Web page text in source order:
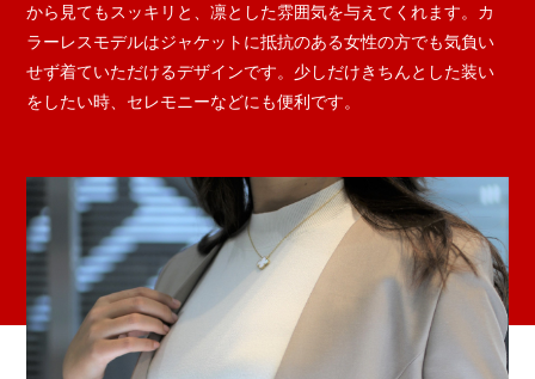
から見てもスッキリと、凛とした雰囲気を与えてくれます。カ
ラーレスモデルはジャケットに抵抗のある女性の方でも気負い
せず着ていただけるデザインです。少しだけきちんとした装い
をしたい時、セレモニーなどにも便利です。